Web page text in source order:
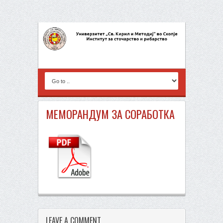
МЕМОРАНДУМ ЗА СОРАБОТКА